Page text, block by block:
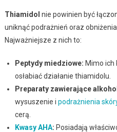
Thiamidol nie powinien być
uniknąć podrażnień oraz
Najważniejsze z nich to:
Peptydy miedziowe: Mimo ich
osłabiać działanie thiamidolu.
Preparaty zawierające
wysuszenie i podrażnienia
cerą.
Kwasy AHA: Posiadają